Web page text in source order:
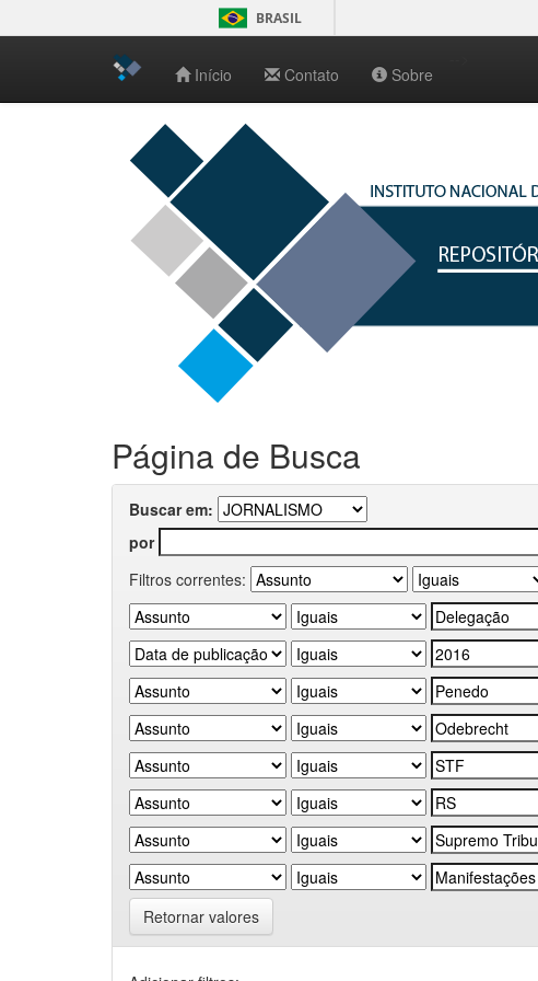
navigation
BRASIL
Início Contato Sobre
Página de Busca
Buscar em:
por
Filtros correntes:
Retornar valores